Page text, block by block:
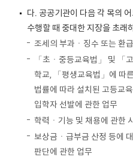
다. 공공기관이 다음 각 목의
수행할 때 중대한 지장을 초래
조세의 부과ㆍ징수 또는 환
「초ㆍ중등교육법」 및 「
학교, 「평생교육법」에 따
법률에 따라 설치된 고등교
입학자 선발에 관한 업무
학력ㆍ기능 및 채용에 관한
보상금ㆍ급부금 산정 등에
판단에 관한 업무